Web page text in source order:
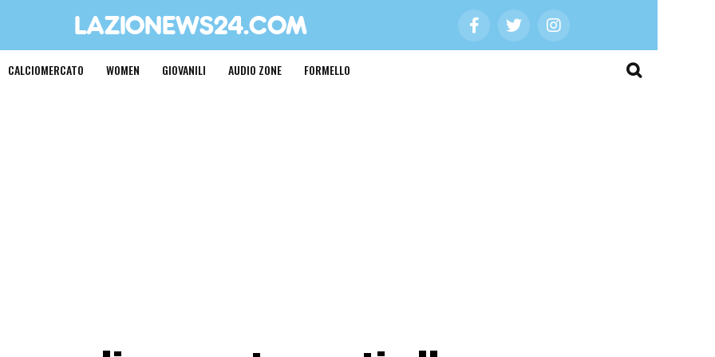
CALCIOMERCATO WOMEN GIOVANILI AUDIO ZONE FORMELLO